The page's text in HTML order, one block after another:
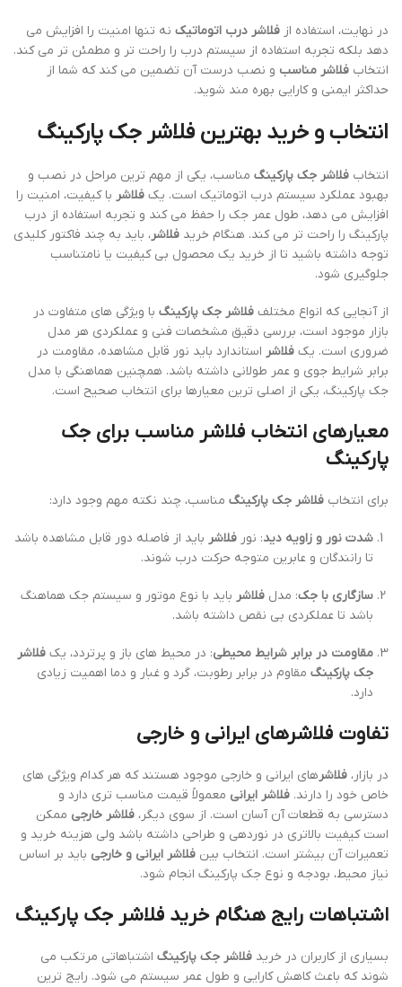
در نهایت، استفاده از فلاشر درب اتوماتیک نه تنها امنیت را افزایش می
دهد بلکه تجربه استفاده از سیستم درب را راحت تر و مطمئن تر می کند.
انتخاب فلاشر مناسب و نصب درست آن تضمین می کند که شما از
حداکثر ایمنی و کارایی بهره مند شوید.
انتخاب و خرید بهترین فلاشر جک پارکینگ
انتخاب فلاشر جک پارکینگ مناسب، یکی از مهم ترین مراحل در نصب و
بهبود عملکرد سیستم درب اتوماتیک است. یک فلاشر با کیفیت، امنیت را
افزایش می دهد، طول عمر جک را حفظ می کند و تجربه استفاده از درب
پارکینگ را راحت تر می کند. هنگام خرید فلاشر، باید به چند فاکتور کلیدی
توجه داشته باشید تا از خرید یک محصول بی کیفیت یا نامتناسب
جلوگیری شود.
از آنجایی که انواع مختلف فلاشر جک پارکینگ با ویژگی های متفاوت در
بازار موجود است، بررسی دقیق مشخصات فنی و عملکردی هر مدل
ضروری است. یک فلاشر استاندارد باید نور قابل مشاهده، مقاومت در
برابر شرایط جوی و عمر طولانی داشته باشد. همچنین هماهنگی با مدل
جک پارکینگ، یکی از اصلی ترین معیارها برای انتخاب صحیح است.
معیارهای انتخاب فلاشر مناسب برای جک
پارکینگ
برای انتخاب فلاشر جک پارکینگ مناسب، چند نکته مهم وجود دارد:
شدت نور و زاویه دید: نور فلاشر باید از فاصله دور قابل مشاهده باشد
تا رانندگان و عابرین متوجه حرکت درب شوند.
سازگاری با جک: مدل فلاشر باید با نوع موتور و سیستم جک هماهنگ
باشد تا عملکردی بی نقص داشته باشد.
مقاومت در برابر شرایط محیطی: در محیط های باز و پرتردد، یک فلاشر
جک پارکینگ مقاوم در برابر رطوبت، گرد و غبار و دما اهمیت زیادی
دارد.
تفاوت فلاشرهای ایرانی و خارجی
در بازار، فلاشر های ایرانی و خارجی موجود هستند که هر کدام ویژگی های
خاص خود را دارند. فلاشر ایرانی معمولاً قیمت مناسب تری دارد و
دسترسی به قطعات آن آسان است. از سوی دیگر، فلاشر خارجی ممکن
است کیفیت بالاتری در نوردهی و طراحی داشته باشد ولی هزینه خرید و
تعمیرات آن بیشتر است. انتخاب بین فلاشر ایرانی و خارجی باید بر اساس
نیاز محیط، بودجه و نوع جک پارکینگ انجام شود.
اشتباهات رایج هنگام خرید فلاشر جک پارکینگ
بسیاری از کاربران در خرید فلاشر جک پارکینگ اشتباهاتی مرتکب می
شوند که باعث کاهش کارایی و طول عمر سیستم می شود. رایج ترین